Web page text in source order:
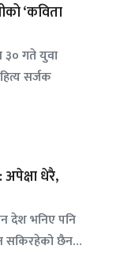
‘कविता
३० गते युवा
सर्जक
अपेक्षा धेरै,
देश भनिए पनि
सकिरहेको छैन…